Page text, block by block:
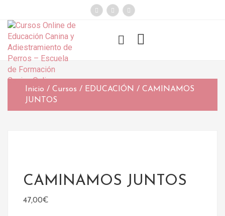
Funny Dogs
Inicio / Cursos / EDUCACIÓN / CAMINAMOS
JUNTOS
CAMINAMOS JUNTOS
47,00€